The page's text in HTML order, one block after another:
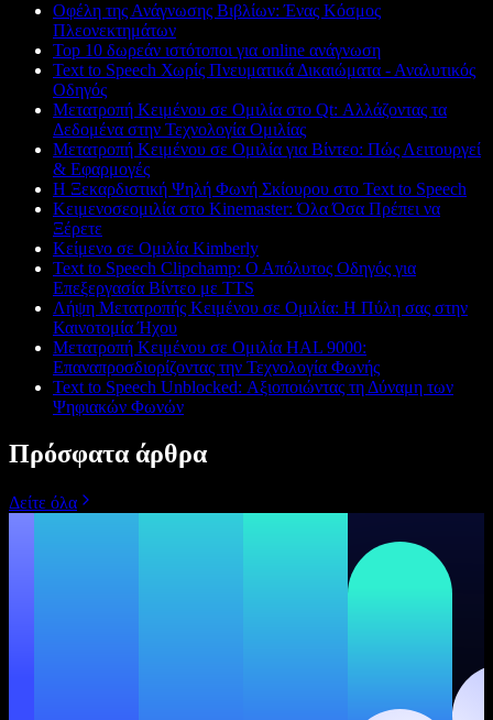
Οφέλη της Ανάγνωσης Βιβλίων: Ένας Κόσμος
Πλεονεκτημάτων
Top 10 δωρεάν ιστότοποι για online ανάγνωση
Text to Speech Χωρίς Πνευματικά Δικαιώματα - Αναλυτικός
Οδηγός
Μετατροπή Κειμένου σε Ομιλία στο Qt: Αλλάζοντας τα
Δεδομένα στην Τεχνολογία Ομιλίας
Μετατροπή Κειμένου σε Ομιλία για Βίντεο: Πώς Λειτουργεί
& Εφαρμογές
Η Ξεκαρδιστική Ψηλή Φωνή Σκίουρου στο Text to Speech
Κειμενοσεομιλία στο Kinemaster: Όλα Όσα Πρέπει να
Ξέρετε
Κείμενο σε Ομιλία Kimberly
Text to Speech Clipchamp: Ο Απόλυτος Οδηγός για
Επεξεργασία Βίντεο με TTS
Λήψη Μετατροπής Κειμένου σε Ομιλία: Η Πύλη σας στην
Καινοτομία Ήχου
Μετατροπή Κειμένου σε Ομιλία HAL 9000:
Επαναπροσδιορίζοντας την Τεχνολογία Φωνής
Text to Speech Unblocked: Αξιοποιώντας τη Δύναμη των
Ψηφιακών Φωνών
Πρόσφατα άρθρα
Δείτε όλα